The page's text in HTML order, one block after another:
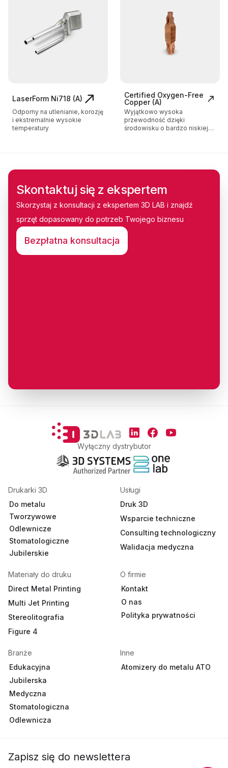
LaserForm Ni718 (A)
Odporny na utlenianie, korozję
i ekstremalnie wysokie
temperatury
Certified Oxygen-Free
Copper (A)
Wyjątkowo wysoka
przewodność dzięki
środowisku o bardzo niskiej
Skontaktuj się z ekspertem
Skorzystaj z konsultacji z ekspertem 3D LAB i znajdź
sprzęt dopasowany do potrzeb Twojego biznesu
Bezpłatna konsultacja
Social Media
LinkedinFacebookYouTube
Wyłączny dystrybutor
Drukarki 3D
Do metalu
Tworzywowe
Odlewnicze
Stomatologiczne
Jubilerskie
Branże
Edukacyjna
Jubilerska
Medyczna
Stomatologiczna
Odlewnicza
Usługi
Druk 3D
Wsparcie techniczne
Consulting technologiczny
Walidacja medyczna
Materiały do druku
Direct Metal Printing
Multi Jet Printing
Stereolitografia
Figure 4
O firmie
Kontakt
O nas
Polityka prywatności
Inne
Atomizery do metalu ATO
Zapisz się do newslettera